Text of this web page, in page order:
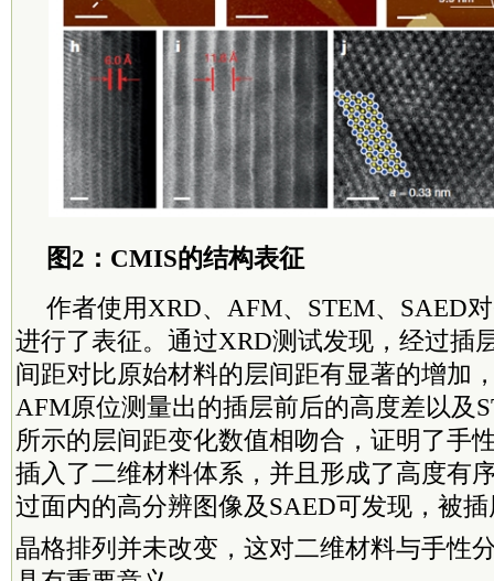
图2：CMIS的结构表征
作者使用XRD、AFM、STEM、SAED
进行了表征。通过XRD测试发现，经过插
间距对比原始材料的层间距有显著的增加
AFM原位测量出的插层前后的高度差以及
所示的层间距变化数值相吻合，证明了手
插入了二维材料体系，并且形成了高度有
过面内的高分辨图像及SAED可发现，被插
晶格排列并未改变，这对二维材料与手性